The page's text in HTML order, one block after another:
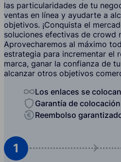
las particularidades de tu
ventas en línea y ayudarte a
objetivos. ¡Conquista el
soluciones efectivas de crowd
Aprovecharemos al máximo
estrategia para incrementar el
marca, ganar la confianza de
alcanzar otros objetivos
Los enlaces se
Garantía de
Reembolso
1